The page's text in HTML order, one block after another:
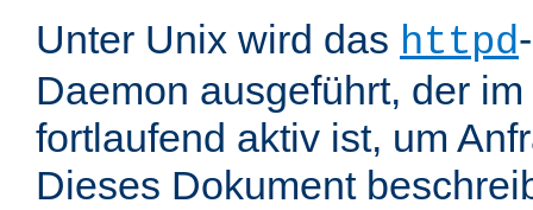
Unter Unix wird das httpd
Daemon ausgeführt, der
fortlaufend aktiv ist, um
Dieses Dokument